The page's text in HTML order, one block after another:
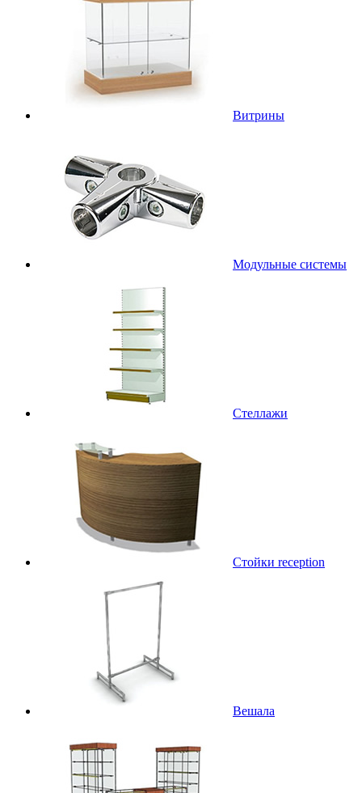
Витрины
Модульные системы
Стеллажи
Стойки reception
Вешала